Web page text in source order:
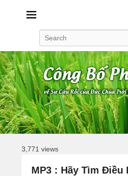
3,771 views
MP3 : Hãy Tìm Điều